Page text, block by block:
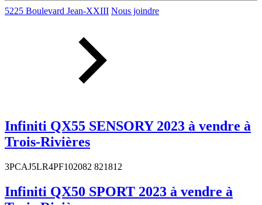
5225 Boulevard Jean-XXIII Nous joindre
Infiniti QX55 SENSORY 2023 à vendre à
Trois-Rivières
3PCAJ5LR4PF102082 821812
Infiniti QX50 SPORT 2023 à vendre à